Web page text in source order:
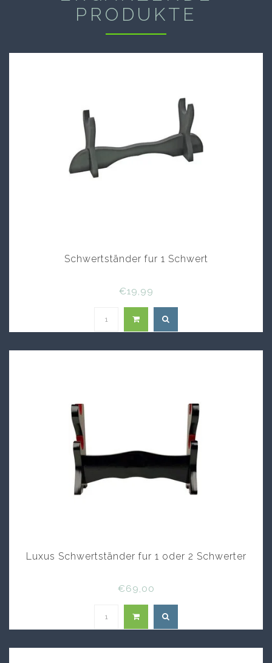
PRODUKTE
Schwertständer fur 1 Schwert
€19,99
Luxus Schwertständer fur 1 oder 2 Schwerter
€69,00